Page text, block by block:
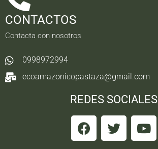
CONTACTOS
Contacta con nosotros
0998972994
ecoamazonicopastaza@gmail.com
REDES SOCIALES